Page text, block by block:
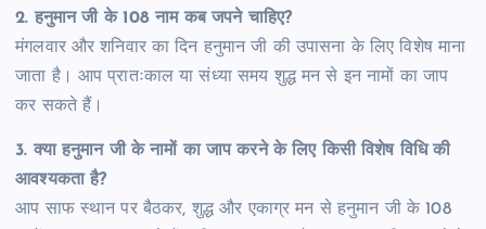
2. हनुमान जी के 108 नाम कब जपने चाहिए?
मंगलवार और शनिवार का दिन हनुमान जी की उपासना के लिए विशेष माना
जाता है। आप प्रातःकाल या संध्या समय शुद्ध मन से इन नामों का जाप
कर सकते हैं।
3. क्या हनुमान जी के नामों का जाप करने के लिए किसी विशेष विधि की
आवश्यकता है?
आप साफ स्थान पर बैठकर, शुद्ध और एकाग्र मन से हनुमान जी के 108